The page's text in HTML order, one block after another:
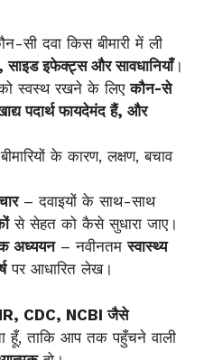
सी दवा किस बीमारी में ली
इफेक्ट्स और सावधानियाँ।
स्वस्थ रखने के लिएकौन-से
पदार्थ फायदेमंद हैं, और
के कारण, लक्षण, बचाव
– दवाइयों के साथ-साथ
से सेहत को कैसे सुधारा जाए।
अध्ययन– नवीनतमस्वास्थ्य
पर आधारित लेख।
CDC, NCBI जैसे
हूँ, ताकि आप तक पहुँचने वाली